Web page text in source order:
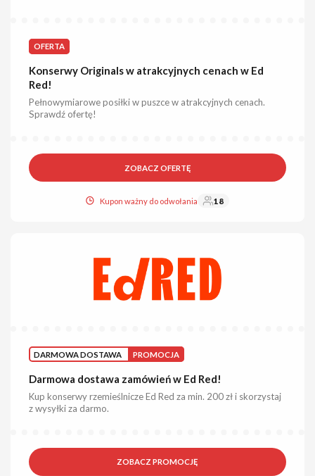
OFERTA
Konserwy Originals w atrakcyjnych cenach w Ed
Red!
Pełnowymiarowe posiłki w puszce w atrakcyjnych cenach.
Sprawdź ofertę!
ZOBACZ OFERTĘ
Kupon ważny do odwołania 18
DARMOWA DOSTAWA PROMOCJA
Darmowa dostawa zamówień w Ed Red!
Kup konserwy rzemieślnicze Ed Red za min. 200 zł i skorzystaj
z wysyłki za darmo.
ZOBACZ PROMOCJĘ